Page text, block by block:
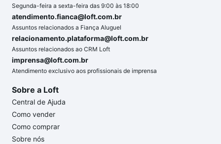
Segunda-feira a sexta-feira das 9:00 às 18:00
atendimento.fianca@loft.com.br
Assuntos relacionados a Fiança Aluguel
relacionamento.plataforma@loft.com.br
Assuntos relacionados ao CRM Loft
imprensa@loft.com.br
Atendimento exclusivo aos profissionais de imprensa
Sobre a Loft
Central de Ajuda
Como vender
Como comprar
Sobre nós